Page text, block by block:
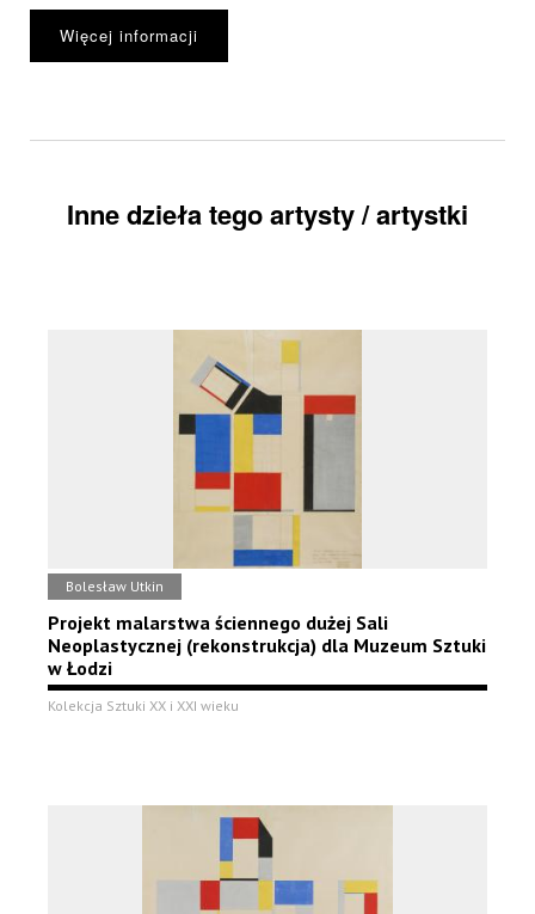
Więcej informacji
Inne dzieła tego artysty / artystki
Bolesław Utkin
Projekt malarstwa ściennego dużej Sali
Neoplastycznej (rekonstrukcja) dla Muzeum Sztuki
w Łodzi
Kolekcja Sztuki XX i XXI wieku